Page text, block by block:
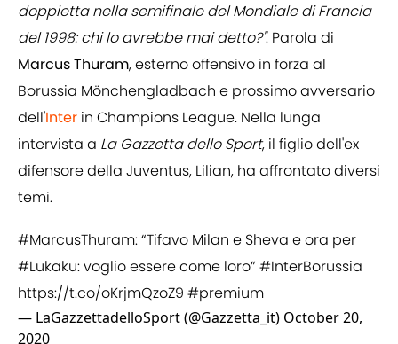
doppietta nella semifinale del Mondiale di Francia
del 1998: chi lo avrebbe mai detto?". Parola di
Marcus Thuram, esterno offensivo in forza al
Borussia Mönchengladbach e prossimo avversario
dell'Inter in Champions League. Nella lunga
intervista a La Gazzetta dello Sport, il figlio dell'ex
difensore della Juventus, Lilian, ha affrontato diversi
temi.
#MarcusThuram: “Tifavo Milan e Sheva e ora per
#Lukaku: voglio essere come loro” #InterBorussia
https://t.co/oKrjmQzoZ9 #premium
— LaGazzettadelloSport (@Gazzetta_it) October 20,
2020